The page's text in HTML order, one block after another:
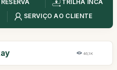
RESERVA
TRILHA INCA
SERVIÇO AO CLIENTE
46,1K